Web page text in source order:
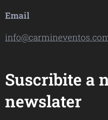
Email
Suscribite a
newslater